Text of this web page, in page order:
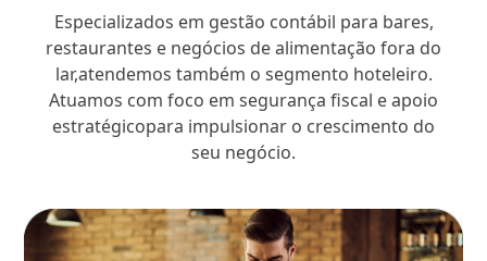
Especializados em gestão contábil para bares,
restaurantes e negócios de alimentação fora do
lar,atendemos também o segmento hoteleiro.
Atuamos com foco em segurança fiscal e apoio
estratégicopara impulsionar o crescimento do
seu negócio.